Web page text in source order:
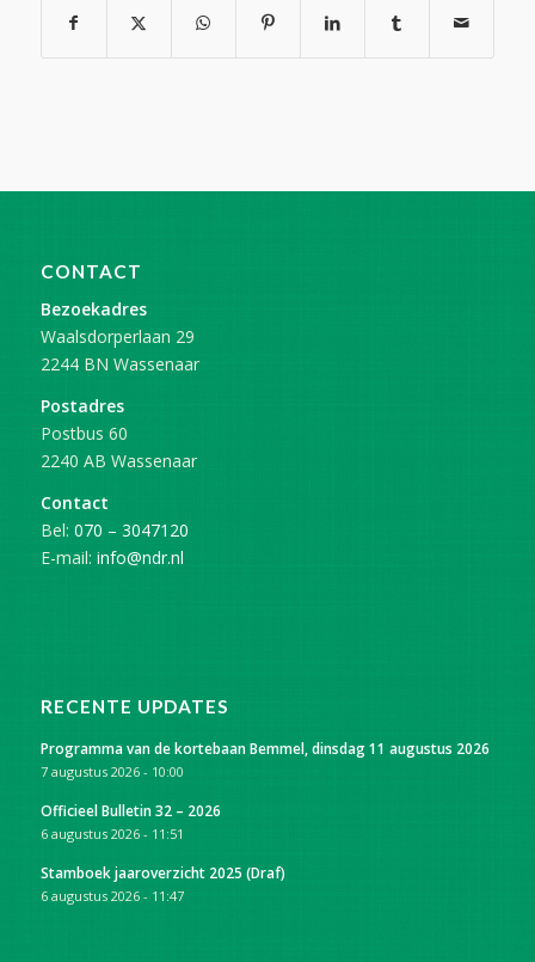
CONTACT
Bezoekadres
Waalsdorperlaan 29
2244 BN Wassenaar
Postadres
Postbus 60
2240 AB Wassenaar
Contact
Bel: 070 – 3047120
E-mail: info@ndr.nl
RECENTE UPDATES
Programma van de kortebaan Bemmel, dinsdag 11 augustus 2026
7 augustus 2026 - 10:00
Officieel Bulletin 32 – 2026
6 augustus 2026 - 11:51
Stamboek jaaroverzicht 2025 (Draf)
6 augustus 2026 - 11:47